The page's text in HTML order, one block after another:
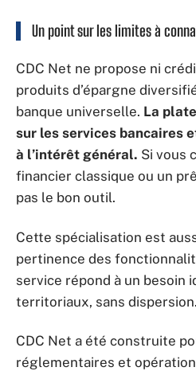
Un point sur les limites à
CDC Net ne propose ni
produits d’épargne
banque universelle. La
sur les services bancaires
à l’intérêt général. Si vous
financier classique ou un
pas le bon outil.
Cette spécialisation est
pertinence des
service répond à un besoin
territoriaux, sans dispersion.
CDC Net a été construite
réglementaires et